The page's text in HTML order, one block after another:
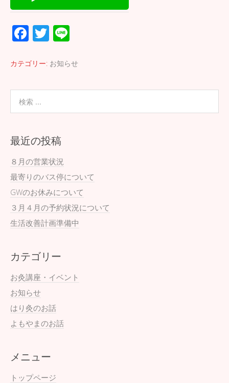
F
e
o
o
k
T
tt e
カテゴリー: お知らせ
最近の投稿
８月の営業状況
最寄りのバス停について
GWのお休みについて
３月４月の予約状況について
生活改善計画準備中
カテゴリー
お灸講座・イベント
お知らせ
はり灸のお話
よもやまのお話
メニュー
トップページ